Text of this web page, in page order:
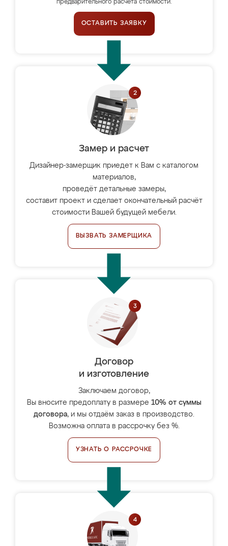
предварительного расчёта стоимости.
ОСТАВИТЬ ЗАЯВКУ
Замер и расчет
Дизайнер-замерщик приедет к Вам с каталогом
материалов,
проведёт детальные замеры,
составит проект и сделает окончательный расчёт
стоимости Вашей будущей мебели.
ВЫЗВАТЬ ЗАМЕРЩИКА
Договор
и изготовление
Заключаем договор,
Вы вносите предоплату в размере 10% от суммы
договора, и мы отдаём заказ в производство.
Возможна оплата в рассрочку без %.
УЗНАТЬ О РАССРОЧКЕ